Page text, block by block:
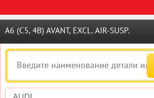
A6 (C5, 4B) AVANT, EXCL. AIR-SUSP.